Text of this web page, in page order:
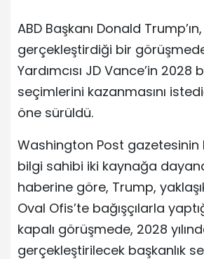
ABD Başkanı Donald
gerçekleştirdiği bir
Yardımcısı JD Vance’in 2028
seçimlerini kazanmasını
öne sürüldü.
Washington Post gazetesinin
bilgi sahibi iki kaynağa
haberine göre, Trump,
Oval Ofis’te bağışçılarla
kapalı görüşmede, 2028
gerçekleştirilecek başkanlık